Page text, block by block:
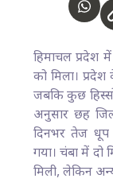
हिमाचल प्रदेश
को मिला।
जबकि कुछ
अनुसार छह
दिनभर तेज धूप
गया। चंबा में दो
मिली, लेकिन